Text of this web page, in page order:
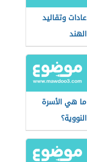
عادات وتقاليد
الهند
ما هي الأسرة
النووية؟